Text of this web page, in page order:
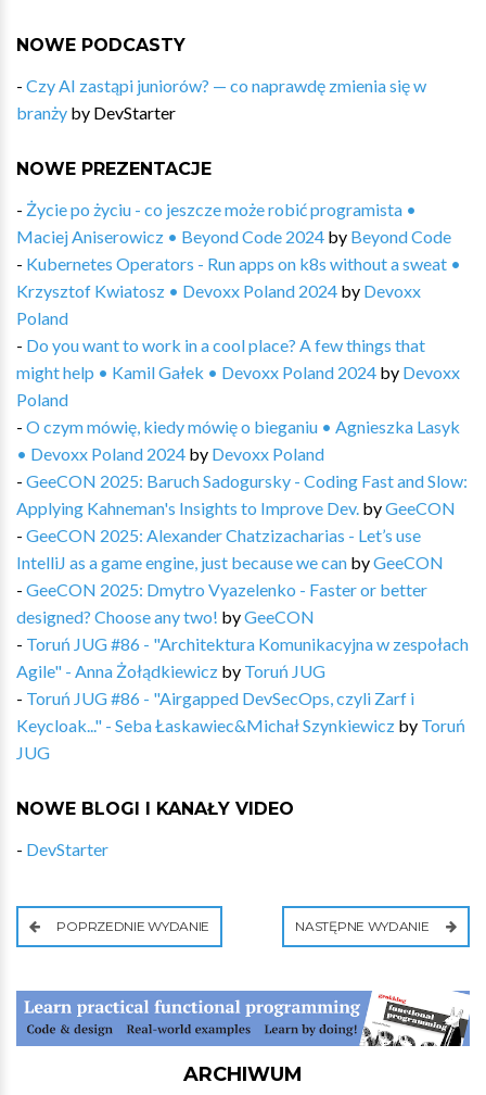
NOWE PODCASTY
- Czy AI zastąpi juniorów? — co naprawdę zmienia się w
branży by DevStarter
NOWE PREZENTACJE
- Życie po życiu - co jeszcze może robić programista •
Maciej Aniserowicz • Beyond Code 2024 by Beyond Code
- Kubernetes Operators​ - Run apps on k8s without a sweat •
Krzysztof Kwiatosz • Devoxx Poland 2024 by Devoxx
Poland
- Do you want to work in a cool place? A few things that
might help • Kamil Gałek • Devoxx Poland 2024 by Devoxx
Poland
- O czym mówię, kiedy mówię o bieganiu • Agnieszka Lasyk
• Devoxx Poland 2024 by Devoxx Poland
- GeeCON 2025: Baruch Sadogursky - Coding Fast and Slow:
Applying Kahneman's Insights to Improve Dev. byGeeCON
- GeeCON 2025: Alexander Chatzizacharias - Let’s use
IntelliJ as a game engine, just because we can byGeeCON
- GeeCON 2025: Dmytro Vyazelenko - Faster or better
designed? Choose any two! byGeeCON
- Toruń JUG #86 - "Architektura Komunikacyjna w zespołach
Agile" - Anna Żołądkiewicz by Toruń JUG
- Toruń JUG #86 - "Airgapped DevSecOps, czyli Zarf i
Keycloak..." - Seba Łaskawiec&Michał Szynkiewicz by Toruń
JUG
NOWE BLOGI I KANAŁY VIDEO
- DevStarter
POPRZEDNIE WYDANIE NASTĘPNE WYDANIE
ARCHIWUM